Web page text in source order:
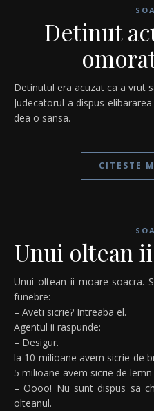
Detinut
Detinutul era acuzat ca a vrut
Judecatorul a dispus
dea o sansa.
CITESTE
Unui oltean
Unui oltean ii moare soacra. Se duce el la un SRL de pompe
funebre:
– Aveti sicrie? Intreaba el.
Agentul ii raspunde:
– Desigur.
la 10 milioane avem sicrie de
5 milioane avem sicrie de
– Oooo! Nu sunt dispus sa
olteanul.